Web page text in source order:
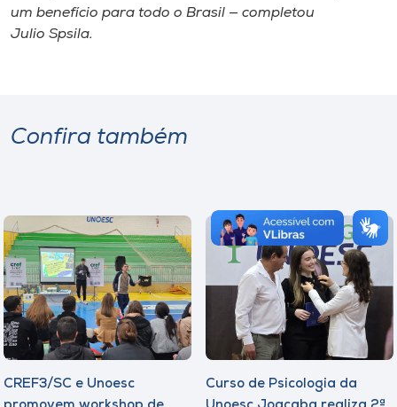
um benefício para todo o Brasil — completou
Julio Spsila.
Confira também
CREF3/SC e Unoesc
Curso de Psicologia da